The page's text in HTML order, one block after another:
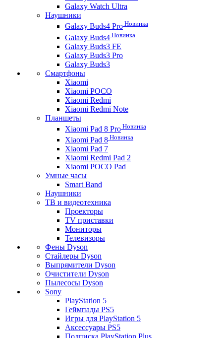
Galaxy Watch Ultra
Наушники
Galaxy Buds4 Pro Новинка
Galaxy Buds4 Новинка
Galaxy Buds3 FE
Galaxy Buds3 Pro
Galaxy Buds3
Смартфоны
Xiaomi
Xiaomi POCO
Xiaomi Redmi
Xiaomi Redmi Note
Планшеты
Xiaomi Pad 8 Pro Новинка
Xiaomi Pad 8 Новинка
Xiaomi Pad 7
Xiaomi Redmi Pad 2
Xiaomi POCO Pad
Умные часы
Smart Band
Наушники
ТВ и видеотехника
Проекторы
TV приставки
Мониторы
Телевизоры
Фены Dyson
Стайлеры Dyson
Выпрямители Dyson
Очистители Dyson
Пылесосы Dyson
Sony
PlayStation 5
Геймпады PS5
Игры для PlayStation 5
Аксессуары PS5